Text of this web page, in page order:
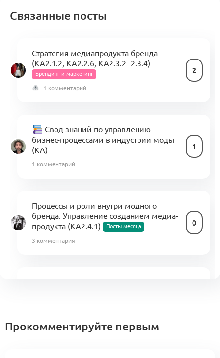
Связанные посты
Стратегия медиапродукта бренда
(KA2.1.2, KA2.2.6, KA2.3.2−2.3.4)
Брендинг и маркетинг 2
1 комментарий
Свод знаний по управлению
бизнес-процессами в индустрии моды
(KA)
1
1 комментарий
Процессы и роли внутри модного
бренда. Управление созданием медиа-
продукта (KA2.4.1)
Посты месяца 0
3 комментария
Прокомментируйте первым